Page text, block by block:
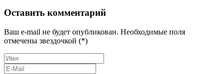
Оставить комментарий
Ваш e-mail не будет опубликован. Необходимые поля
отмечены звездочкой (*)